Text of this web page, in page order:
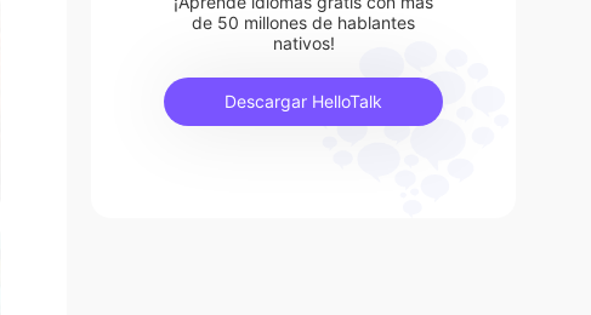
de 50 millones de hablantes
nativos!
Descargar HelloTalk